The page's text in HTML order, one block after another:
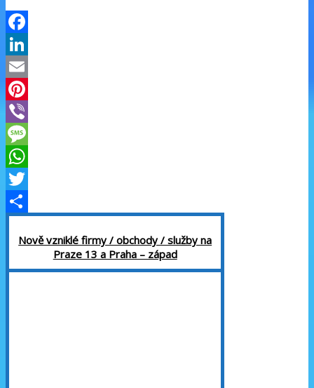
Facebook
LinkedIn
Email
Pinterest
Viber
Message
WhatsApp
Twitter
Nově vzniklé firmy / obchody / služby na
Praze 13 a Praha – západ